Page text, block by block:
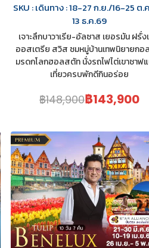
SKU : เดินทาง : 18-27 ก.ย./16-25 ต
13 ธ.ค.69
เจาะลึกบาวาเรีย-อัลซาส เยอรมัน ฝรั่ง
ออสเตรีย สวิส ชมหมู่บ้านเทพนิยายกอ
มรดกโลกฮอลสตัท นั่งรถไฟไต่เขาชาฟ
เที่ยวครบพักดีกินอร่อย
฿148,900฿143,900